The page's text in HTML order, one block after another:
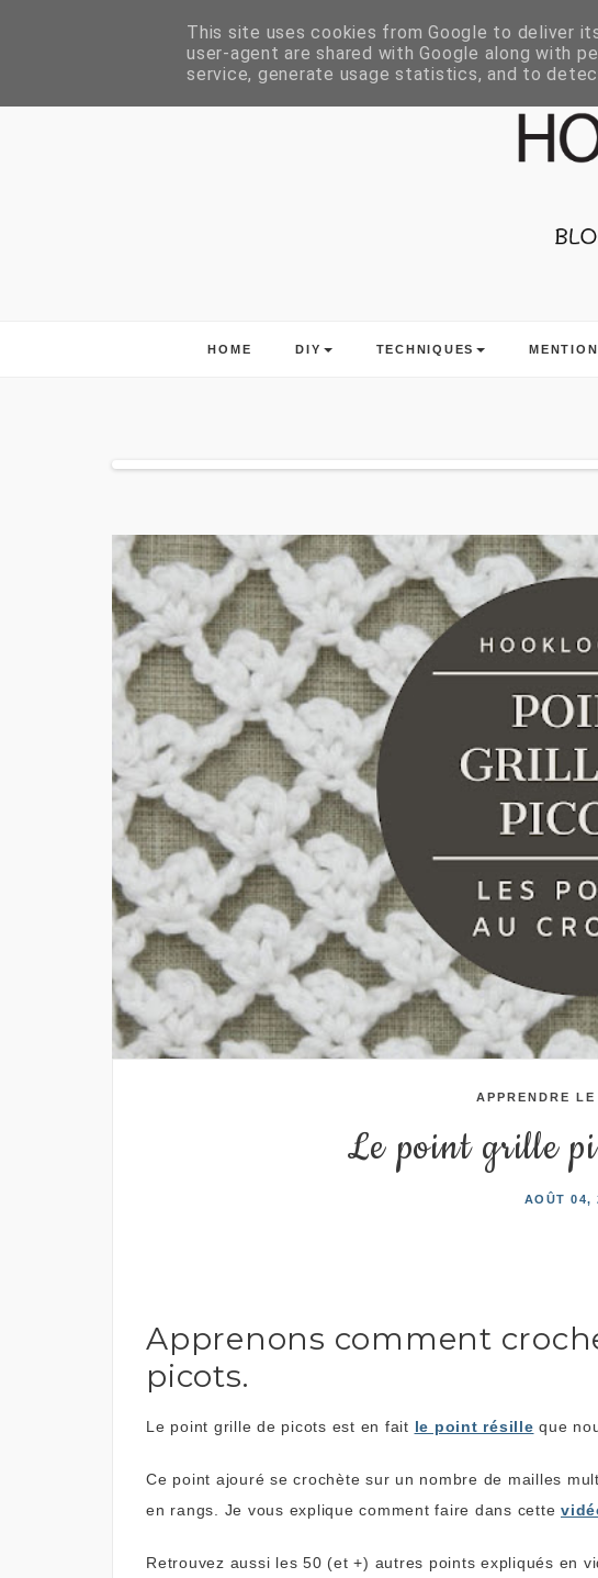
HOME DIY TECHNIQUES
APPRENDRE
Le point grille
AOÛT 04,
Apprenons comment
picots.
Le point grille de picots est en fait le point résille que
Ce point ajouré se crochète sur un nombre de mailles
en rangs. Je vous explique comment faire dans cette
Retrouvez aussi les 50 (et +) autres points expliqués en
This site uses cookies from Google to deliver
user-agent are shared with Google along with
service, generate usage statistics, and to